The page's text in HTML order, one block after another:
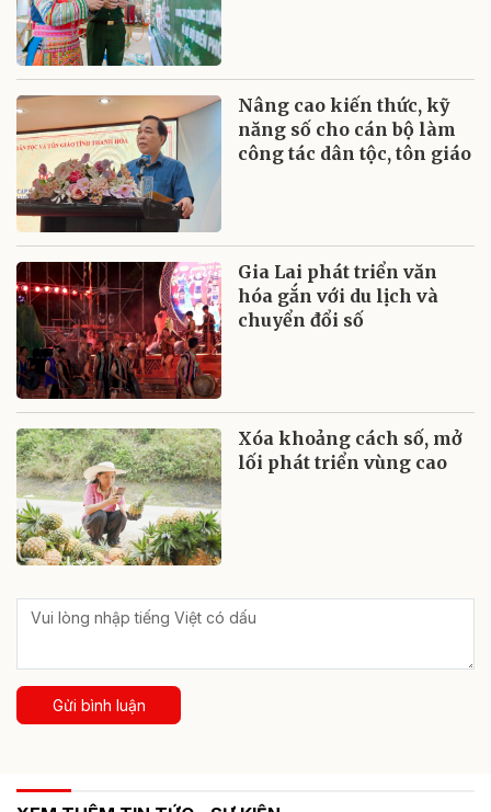
Nâng cao kiến thức, kỹ
năng số cho cán bộ làm
công tác dân tộc, tôn giáo
Gia Lai phát triển văn
hóa gắn với du lịch và
chuyển đổi số
Xóa khoảng cách số, mở
lối phát triển vùng cao
Gửi bình luận